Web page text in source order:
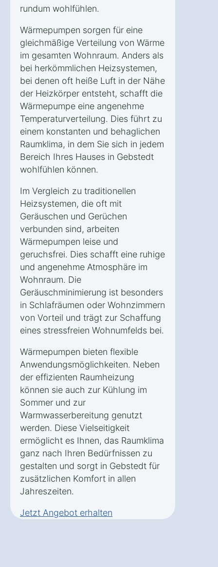
rundum wohlfühlen.
Wärmepumpen sorgen für eine
gleichmäßige Verteilung von Wärme
im gesamten Wohnraum. Anders als
bei herkömmlichen Heizsystemen,
bei denen oft heiße Luft in der Nähe
der Heizkörper entsteht, schafft die
Wärmepumpe eine angenehme
Temperaturverteilung. Dies führt zu
einem konstanten und behaglichen
Raumklima, in dem Sie sich in jedem
Bereich Ihres Hauses in Gebstedt
wohlfühlen können.
Im Vergleich zu traditionellen
Heizsystemen, die oft mit
Geräuschen und Gerüchen
verbunden sind, arbeiten
Wärmepumpen leise und
geruchsfrei. Dies schafft eine ruhige
und angenehme Atmosphäre im
Wohnraum. Die
Geräuschminimierung ist besonders
in Schlafräumen oder Wohnzimmern
von Vorteil und trägt zur Schaffung
eines stressfreien Wohnumfelds bei.
Wärmepumpen bieten flexible
Anwendungsmöglichkeiten. Neben
der effizienten Raumheizung
können sie auch zur Kühlung im
Sommer und zur
Warmwasserbereitung genutzt
werden. Diese Vielseitigkeit
ermöglicht es Ihnen, das Raumklima
ganz nach Ihren Bedürfnissen zu
gestalten und sorgt in Gebstedt für
zusätzlichen Komfort in allen
Jahreszeiten.
Jetzt Angebot erhalten